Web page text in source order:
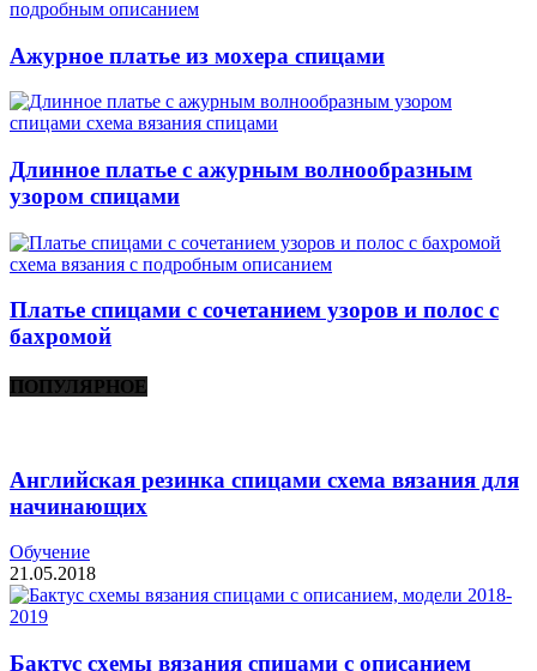
Ажурное платье из мохера спицами
Длинное платье с ажурным волнообразным
узором спицами
Платье спицами с сочетанием узоров и полос с
бахромой
ПОПУЛЯРНОЕ
Английская резинка спицами схема вязания для
начинающих
Обучение
21.05.2018
Бактус схемы вязания спицами с описанием